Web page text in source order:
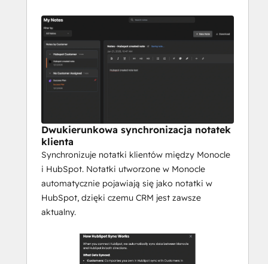
4 Skalowanie sukcesu klienta przy
ograniczonych zasobach
Wraz ze wzrostem bazy klientów musisz
robić więcej z tym samym zespołem.
Monocle skaluje wpływ poprzez
danych klientów i pomagając w realizacji
najlepszych praktyk CS
bez zwiększania zatrudnienia.
Dlaczego warto połączyć się z HubSpot:
Integracja z HubSpot zapewnia doskonałą
synchronizację firm, kontaktów i interakcji z
klientami.
Dwukierunkowa synchronizacja notatek
klienta
Synchronizuje notatki klientów między Monocle
i HubSpot. Notatki utworzone w Monocle
automatycznie pojawiają się jako notatki w
HubSpot, dzięki czemu CRM jest zawsze
aktualny.